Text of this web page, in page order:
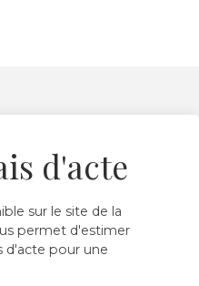
d'acte
sur le site de la
permet d'estimer
d'acte pour une